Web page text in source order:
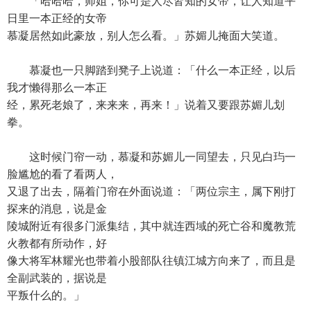
日里一本正经的女帝
慕凝居然如此豪放，别人怎么看。」苏媚儿掩面大笑道。
慕凝也一只脚踏到凳子上说道：「什么一本正经，以后
我才懒得那么一本正
经，累死老娘了，来来来，再来！」说着又要跟苏媚儿划
拳。
这时候门帘一动，慕凝和苏媚儿一同望去，只见白玙一
脸尴尬的看了看两人，
又退了出去，隔着门帘在外面说道：「两位宗主，属下刚打
探来的消息，说是金
陵城附近有很多门派集结，其中就连西域的死亡谷和魔教荒
火教都有所动作，好
像大将军林耀光也带着小股部队往镇江城方向来了，而且是
全副武装的，据说是
平叛什么的。」